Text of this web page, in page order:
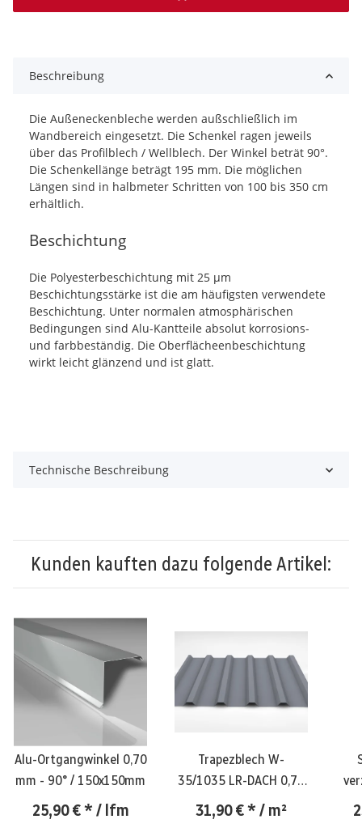
Beschreibung
Die Außeneckenbleche werden außschließlich im
Wandbereich eingesetzt. Die Schenkel ragen jeweils
über das Profilblech / Wellblech. Der Winkel beträt 90°.
Die Schenkellänge beträgt 195 mm. Die möglichen
Längen sind in halbmeter Schritten von 100 bis 350 cm
erhältlich.
Beschichtung
Die Polyesterbeschichtung mit 25 µm
Beschichtungsstärke ist die am häufigsten verwendete
Beschichtung. Unter normalen atmosphärischen
Bedingungen sind Alu-Kantteile absolut korrosions-
und farbbeständig. Die Oberflächeenbeschichtung
wirkt leicht glänzend und ist glatt.
Technische Beschreibung
Kunden kauften dazu folgende Artikel:
Alu-Ortgangwinkel 0,70
mm - 90° / 150x150mm
25,90 €* / lfm
Trapezblech W-
35/1035 LR-DACH 0,75
mm-RAL 9006 /
weißaluminium
31,90 €* / m²